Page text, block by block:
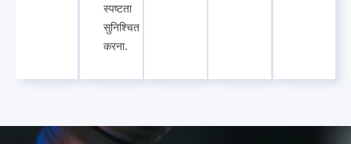
स्पष्टता
सुनिश्चित
करना.